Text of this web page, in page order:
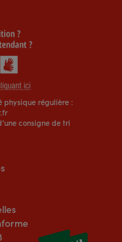
physique régulière :
consigne de tri